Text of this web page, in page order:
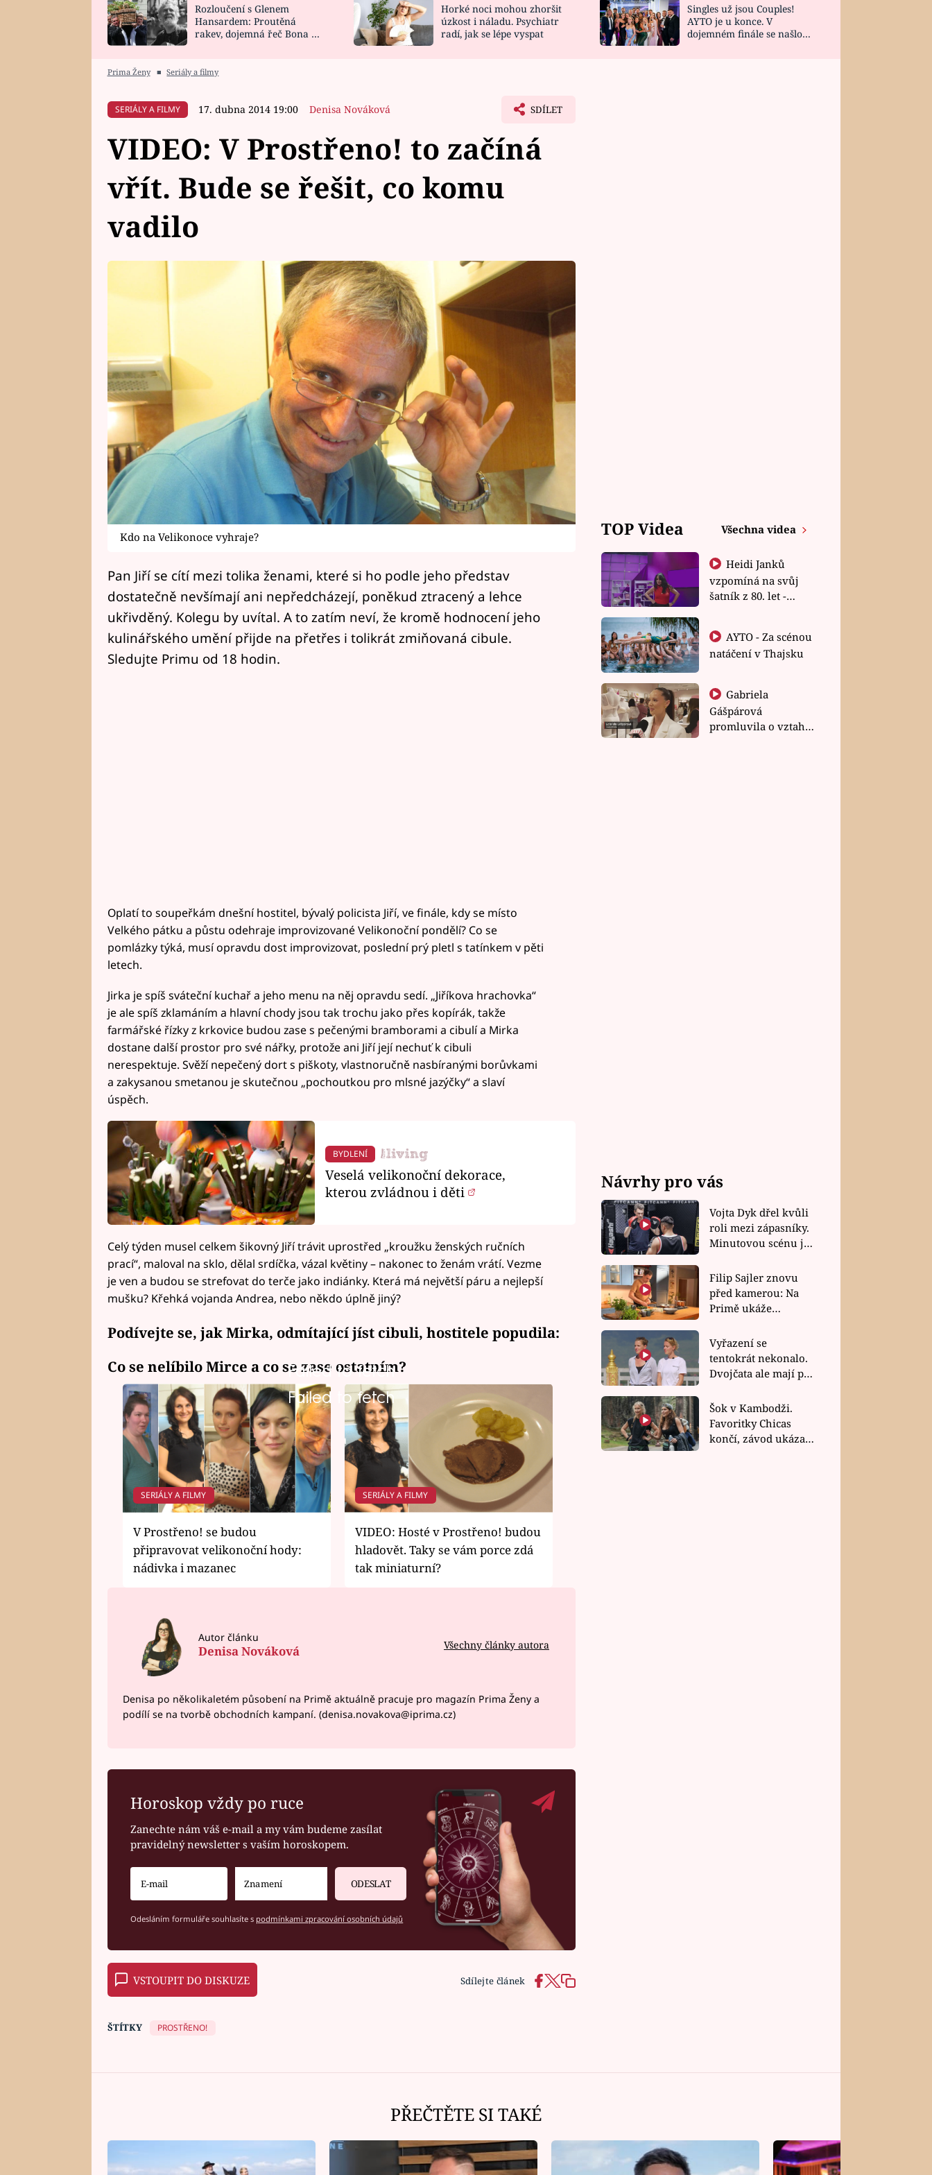
HOROSKOP NA
CELEBRITY
VAŘENÍ
NOVINKY
VIDEORECEPTY
ZAHRADA
DESIGN
Rozloučení s Glenem
Hansardem: Proutěná
rakev, dojemná řeč Bona a
Horké noci mohou zhoršit
úzkost i náladu. Psychiatr
radí, jak se lépe vyspat
Singles už jsou Couples!
AYTO je u konce. V
dojemném finále se našlo
Prima Ženy ■ Seriály a filmy
SERIÁLY A FILMY 17. dubna 2014 19:00 Denisa Nováková SDÍLET
VIDEO: V Prostřeno! to začíná
vřít. Bude se řešit, co komu
vadilo
Kdo na Velikonoce vyhraje?
Pan Jiří se cítí mezi tolika ženami, které si ho podle jeho představ
dostatečně nevšímají ani nepředcházejí, poněkud ztracený a lehce
ukřivděný. Kolegu by uvítal. A to zatím neví, že kromě hodnocení jeho
kulinářského umění přijde na přetřes i tolikrát zmiňovaná cibule.
Sledujte Primu od 18 hodin.
Oplatí to soupeřkám dnešní hostitel, bývalý policista Jiří, ve finále, kdy se místo
Velkého pátku a půstu odehraje improvizované Velikonoční pondělí? Co se
pomlázky týká, musí opravdu dost improvizovat, poslední prý pletl s tatínkem v pěti
letech.
Jirka je spíš sváteční kuchař a jeho menu na něj opravdu sedí. „Jiříkova hrachovka“
je ale spíš zklamáním a hlavní chody jsou tak trochu jako přes kopírák, takže
farmářské řízky z krkovice budou zase s pečenými bramborami a cibulí a Mirka
dostane další prostor pro své nářky, protože ani Jiří její nechuť k cibuli
nerespektuje. Svěží nepečený dort s piškoty, vlastnoručně nasbíranými borůvkami
a zakysanou smetanou je skutečnou „pochoutkou pro mlsné jazýčky“ a slaví
úspěch.
BYDLENÍ
Veselá velikonoční dekorace,
kterou zvládnou i děti
Celý týden musel celkem šikovný Jiří trávit uprostřed „kroužku ženských ručních
prací“, maloval na sklo, dělal srdíčka, vázal květiny – nakonec to ženám vrátí. Vezme
je ven a budou se strefovat do terče jako indiánky. Která má největší páru a nejlepší
mušku? Křehká vojanda Andrea, nebo někdo úplně jiný?
Podívejte se, jak Mirka, odmítající jíst cibuli, hostitele popudila:
Failed to fetch
Co se nelíbilo Mirce a co se zase ostatním?
Failed to fetch
SERIÁLY A FILMY
V Prostřeno! se budou
připravovat velikonoční hody:
nádivka i mazanec
SERIÁLY A FILMY
VIDEO: Hosté v Prostřeno! budou
hladovět. Taky se vám porce zdá
tak miniaturní?
Autor článku
Denisa Nováková Všechny články autora
Denisa po několikaletém působení na Primě aktuálně pracuje pro magazín Prima Ženy a
podílí se na tvorbě obchodních kampaní. (denisa.novakova@iprima.cz)
Horoskop vždy po ruce
Zanechte nám váš e-mail a my vám budeme zasílat
pravidelný newsletter s vaším horoskopem.
ODESLAT
Odesláním formuláře souhlasíte s podmínkami zpracování osobních údajů
VSTOUPIT DO DISKUZE Sdílejte článek
ŠTÍTKY PROSTŘENO!
TOP Videa Všechna videa
Heidi Janků
vzpomíná na svůj
šatník z 80. let -
natáčení v Thajsku
Gabriela
Gášpárová
promluvila o vztahu
Návrhy pro vás
Vojta Dyk dřel kvůli
roli mezi zápasníky.
Minutovou scénu jel
Filip Sajler znovu
před kamerou: Na
Primě ukáže
rychlé recepty
Vyřazení se
tentokrát nekonalo.
Dvojčata ale mají po
závodu nůž na krku
Šok v Kambodži.
Favoritky Chicas
končí, závod ukázal
PŘEČTĚTE SI TAKÉ